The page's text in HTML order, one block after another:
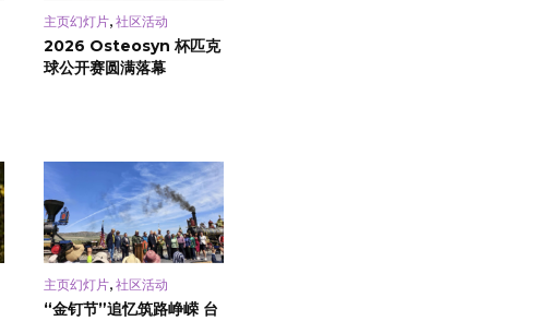
主页幻灯片, 社区活动
2026 Osteosyn 杯匹克
球公开赛圆满落幕
主页幻灯片, 社区活动
“金钉节”追忆筑路峥嵘 台